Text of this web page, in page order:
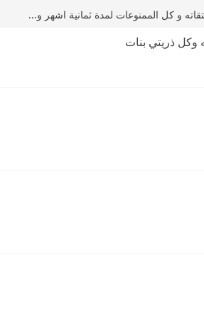
و كل الممنوعات لمدة ثمانية اشهر و...
وكل ذريتي بنات